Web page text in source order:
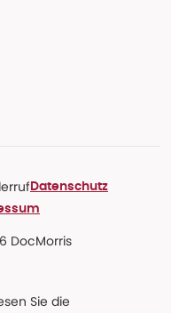
Datenschutz
DocMorris
Sie die